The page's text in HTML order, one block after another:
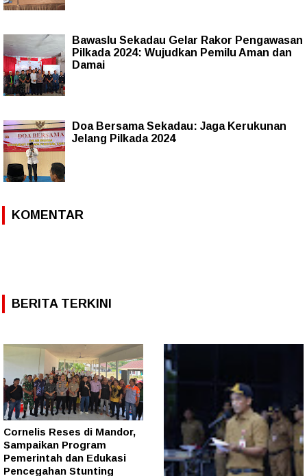
Bawaslu Sekadau Gelar Rakor Pengawasan
Pilkada 2024: Wujudkan Pemilu Aman dan
Damai
Doa Bersama Sekadau: Jaga Kerukunan
Jelang Pilkada 2024
KOMENTAR
BERITA TERKINI
Cornelis Reses di Mandor,
Sampaikan Program
Pemerintah dan Edukasi
Pencegahan Stunting